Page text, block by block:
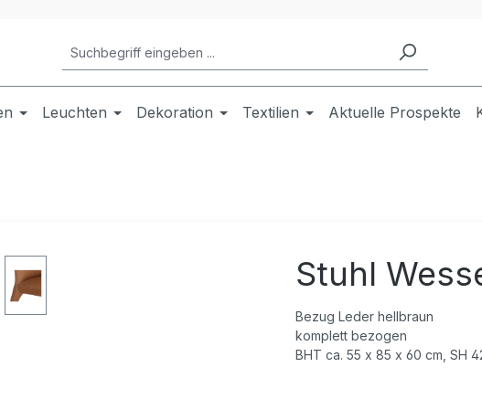
Leuchten Dekoration Textilien Aktuelle Prospekte
Stuhl
Bezug Leder hellbraun
komplett bezogen
BHT ca. 55 x 85 x 60 cm, SH